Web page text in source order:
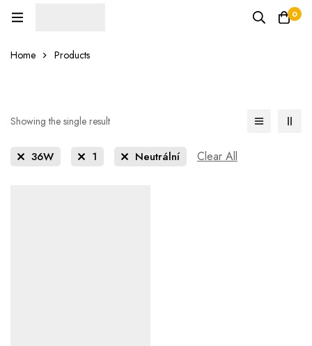
0
Home Products
Showing the single result
36W 1 Neutrální Clear All